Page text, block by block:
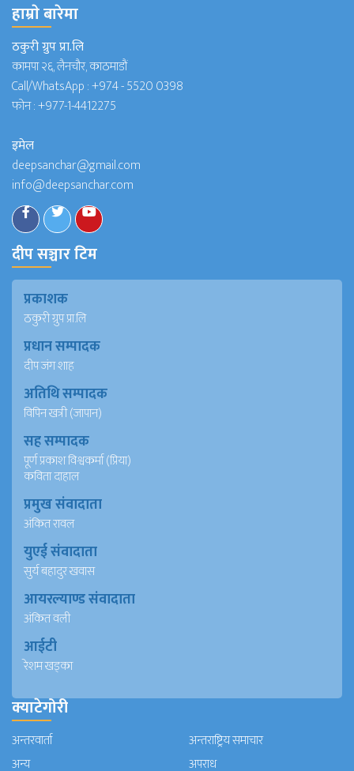
हाम्राे बारेमा
ठकुरी ग्रुप प्रा.लि
कामपा २६, लैनचौर, काठमाडौं
Call/WhatsApp :+974 - 5520 0398
फोन :+977-1-4412275
इमेल
deepsanchar@gmail.com
info@deepsanchar.com
दीप सञ्चार टिम
प्रकाशक
ठकुरी ग्रुप प्रा.लि
प्रधान सम्पादक
दीप जंग शाह
अतिथि सम्पादक
विपिन खत्री (जापान)
सह सम्पादक
पूर्ण प्रकाश विश्वकर्मा (प्रिया)
कविता दाहाल
प्रमुख संवादाता
अंकित रावल
युएई संवादाता
सुर्य बहादुर खवास
आयरल्याण्ड संवादाता
अंकित वली
आईटी
रेशम खड्का
क्याटेगोरी
अन्तरवार्ता
अन्तराष्ट्रिय समाचार
अन्य
अपराध